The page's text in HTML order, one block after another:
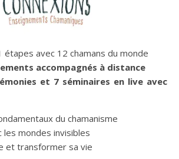
étapes avec 12 chamans du monde
accompagnés à distance
et 7 séminaires en live avec
du chamanisme
les mondes invisibles
et transformer sa vie